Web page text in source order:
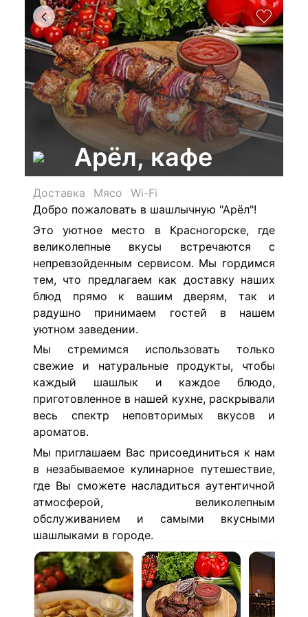
Арёл, кафе
Доставка Мясо
Wi-Fi
Добро пожаловать в шашлычную "Арёл"!
Это уютное место в Красногорске, где
великолепные вкусы встречаются с
непревзойденным сервисом. Мы гордимся
тем, что предлагаем как доставку наших
блюд прямо к вашим дверям, так и
радушно принимаем гостей в нашем
уютном заведении.
Мы стремимся использовать только
свежие и натуральные продукты, чтобы
каждый шашлык и каждое блюдо,
приготовленное в нашей кухне, раскрывали
весь спектр неповторимых вкусов и
ароматов.
Мы приглашаем Вас присоединиться к нам
в незабываемое кулинарное путешествие,
где Вы сможете насладиться аутентичной
атмосферой, великолепным
обслуживанием и самыми вкусными
шашлыками в городе.